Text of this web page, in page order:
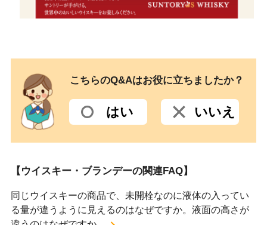
こちらのQ&Aはお役に立ちましたか？
はい いいえ
【ウイスキー・ブランデーの関連FAQ】
同じウイスキーの商品で、未開栓なのに液体の入ってい
る量が違うように見えるのはなぜですか。液面の高さが